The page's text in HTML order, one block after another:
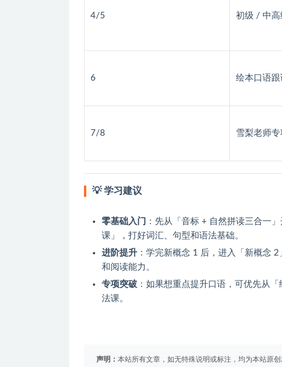
4/5 初级 / 中高
6 绘本口语
7/8 雪梨老师
💡 学习建议
零基础入门
：先从「音标 + 自然拼读三合一
课」，打好词汇、句型和语法基础。
进阶提升 ：学完新概念 1 后，进入「新概念
和阅读能力。
专项突破 ：如果想重点提升口语，可优先从
法课。
声明： 本站所有文章，如无特殊说明或标注，均为本站原